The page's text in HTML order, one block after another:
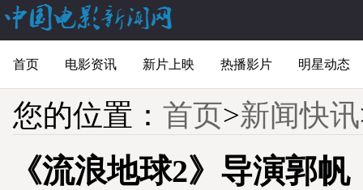
首页 电影资讯 新片上映 热播影片 明星动态
您的位置： 首页>新闻快讯
《流浪地球2》导演郭